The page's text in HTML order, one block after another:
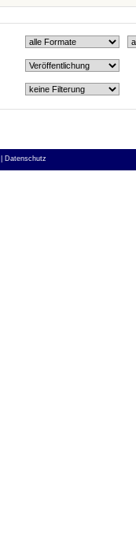
Datenschutz